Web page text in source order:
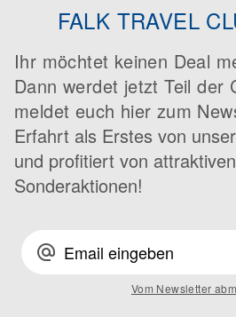
FALK TRAVEL
Ihr möchtet keinen Deal
Dann werdet jetzt Teil der
meldet euch hier zum
Erfahrt als Erstes von
und profitiert von
Sonderaktionen!
alternate_email
Vom Newsletter